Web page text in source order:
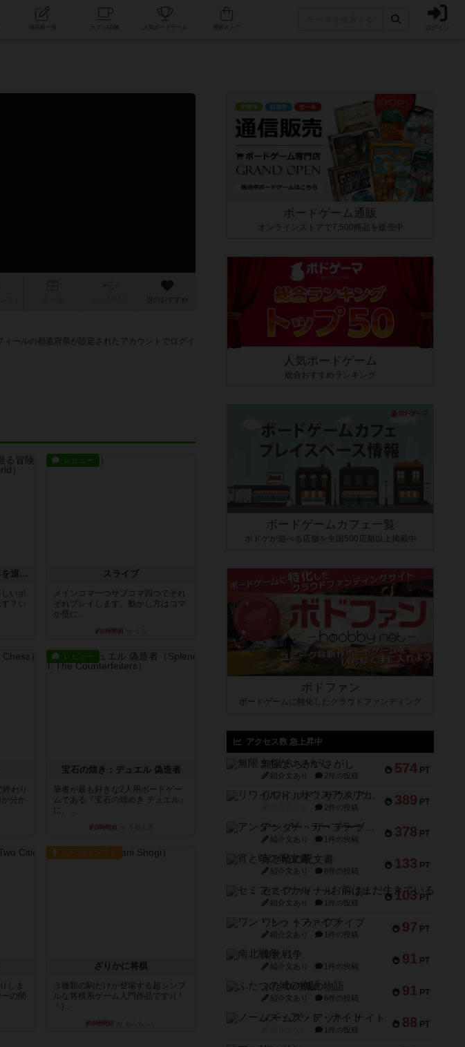
コミュニティ 人気ボードゲーム ログイン
次のおすすめ
ールの都道府県が設定されたアカウントでログイ
エクスペディション：世界を巡る冒険
いボ
？い
レビュー
スライプ
メインコマ一つサブコマ四つでそれ
ぞれプレイします。動かし方はコマ
か壁に...
約2時間前
わり
分か
レビュー
宝石の煌き：デュエル 偽造者
筆者が最も好きな2人用ボードゲー
ムである『宝石の煌めき デュエル』
に、...
約3時間前
しま
の間
ルール/インスト
ざりかに将棋
３種類の駒だけが登場する超シンプ
ルな将棋系ゲーム入門作品です♪(＾
＾)...
約9時間前
ボードゲーム通販
オンラインストアで7,500商品を販売中
人気ボードゲーム
総合おすすめランキング
ボードゲームカフェ一覧
ボドゲが遊べる店舗を全国500店舗以上掲載中
ボドファン
ボードゲームに特化したクラウドファンディング
アクセス数 急上昇中
574 PT
無限まちがいさがし
紹介文あり 2件の投稿
389 PT
リワイルド：サウスアメリカ
2件の投稿
378 PT
アンダー・ザ・テーブラー
紹介文あり 1件の投稿
133 PT
宵と暁の呪文書
紹介文あり 8件の投稿
103 PT
セミファイナル ～お前はまだ生きている～
紹介文あり 1件の投稿
97 PT
ワン・トゥ・ファイブ
紹介文あり 1件の投稿
91 PT
南北戦争
紹介文あり 1件の投稿
91 PT
ふたつの城の物語
紹介文あり 6件の投稿
88 PT
ノームズ・アット・ナイト
1件の投稿